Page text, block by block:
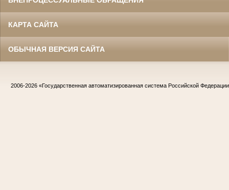
КАРТА САЙТА
ОБЫЧНАЯ ВЕРСИЯ САЙТА
2006-2026 «Государственная автоматизированная система Российской